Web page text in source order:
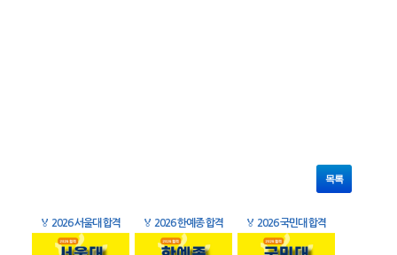
목록
🏅 2026 서울대 합격 🏅 2026 한예종 합격 🏅 2026 국민대 합격